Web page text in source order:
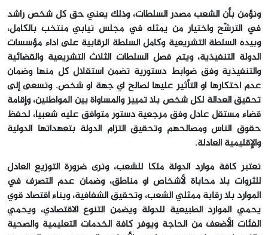
ونؤمن بأن الشعب مصدر السلطات، وذلك يعني حق كل شخص راشد
في الترشّح واختيار من يمثله في مجلس نيابي منتخب بالكامل،
وبيده السلطة التشريعية وكامل السلطة الرقابية على أداء مؤسسات
الدولة التنفيذية، ويتم فصل السلطات الثلاث التشريعية والقضائية
والتنفيذية وفق ضوابط دستورية تضمن استقلال كل منها وضمان
عدم احتكارها أو التأثير عليها لصالح أي جهة أو شخص. ونسعى إلى
تحقيق العدالة لكل شخص بلا تمييز والمساواة بين المواطنين، وإقامة
قضاء مستقل عادل وفق مرجعية دستور متوافق عليه شعبيا، لحفظ
حقوق الناس ومصالحهم وتحقيق التزام الدولة بتعهداتها الدولية
والإقليمية العادلة.
نعتبر كافة موارد الدولة ملكا للشعب، ونرى ضرورة التوزيع العادل
للثروات بلا محاباة لأشخاص أو مناطق، وضمان عدم التصرف في
الموارد بلا رقابة ممثلي الشعب، وتحقيق الشفافية، وبناء اقتصاد قوي
يحمي الموارد الطبيعية للدولة ويضمن التنوع الاقتصادي، ويحمي
الفئات الأضعف من الحاجة ويوفر كافة الخدمات التعليمية والصحية